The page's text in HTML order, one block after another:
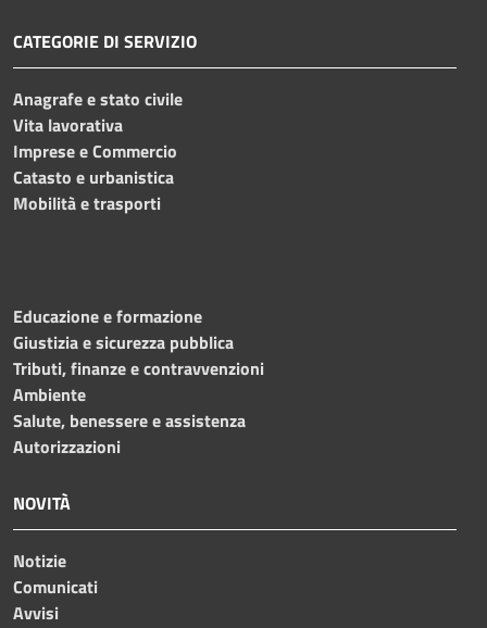
CATEGORIE DI SERVIZIO
Anagrafe e stato civile
Vita lavorativa
Imprese e Commercio
Catasto e urbanistica
Mobilità e trasporti
Educazione e formazione
Giustizia e sicurezza pubblica
Tributi, finanze e contravvenzioni
Ambiente
Salute, benessere e assistenza
Autorizzazioni
NOVITÀ
Notizie
Comunicati
Avvisi